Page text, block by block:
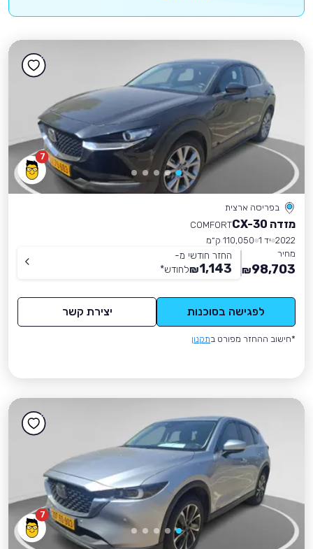
7
בפריסה ארצית
מזדה CX-30
COMFORT
2022 יד 1
110,050 ק״מ
מחיר
98,703
₪
החזר חודשי מ-
1,143
₪לחודש*
לפגישה בסוכנות יצירת קשר
*חישוב ההחזר מפורט בתקנון
7